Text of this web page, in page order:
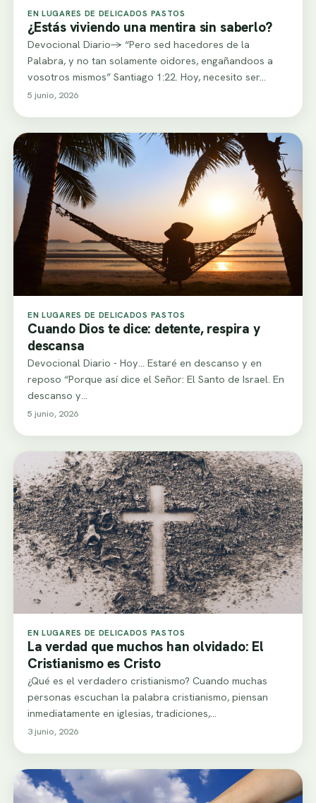
EN LUGARES DE DELICADOS PASTOS
¿Estás viviendo una mentira sin saberlo?
Devocional Diario-> “Pero sed hacedores de la
Palabra, y no tan solamente oidores, engañandoos a
vosotros mismos” Santiago 1:22. Hoy, necesito ser…
5 junio, 2026
EN LUGARES DE DELICADOS PASTOS
Cuando Dios te dice: detente, respira y
descansa
Devocional Diario - Hoy... Estaré en descanso y en
reposo “Porque así dice el Señor: El Santo de Israel. En
descanso y…
5 junio, 2026
EN LUGARES DE DELICADOS PASTOS
La verdad que muchos han olvidado: El
Cristianismo es Cristo
¿Qué es el verdadero cristianismo? Cuando muchas
personas escuchan la palabra cristianismo, piensan
inmediatamente en iglesias, tradiciones,
denominaciones, rituales o normas religiosas.…
3 junio, 2026